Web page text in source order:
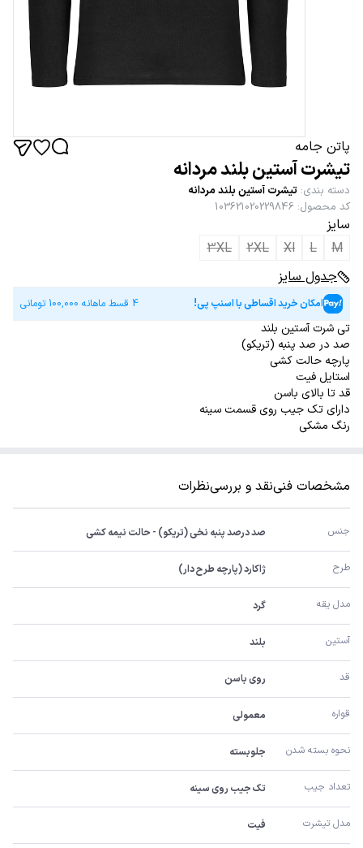
پاتن جامه
تیشرت آستین بلند مردانه
دسته بندی: تیشرت آستین بلند مردانه
کد محصول:
103621020229846
سایز
M
L
Xl
2XL
3XL
جدول سایز
امکان خرید اقساطی با اسنپ پی! 4 قسط ماهانه 100,000 تومانی
تی شرت آستین بلند
صد در صد پنبه (تریکو)
پارچه حالت کشی
استایل فیت
قد تا بالای باسن
دارای تک جیب روی قسمت سینه
رنگ مشکی
مشخصات فنینقد و بررسینظرات
جنس صد درصد پنبه نخی (تریکو) - حالت نیمه کشی
طرح ژاکارد (پارچه طرح دار)
مدل یقه گرد
آستین بلند
قد روی باسن
قواره معمولی
نحوه بسته شدن جلوبسته
تعداد جیب تک جیب روی سینه
مدل تیشرت فیت